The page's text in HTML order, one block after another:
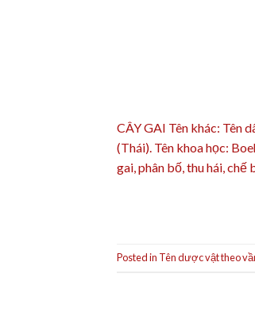
CÂY GAI Tên khác: Tên
(Thái). Tên khoa học:
gai, phân bố, thu hái, chế
Posted in Tên dược vật theo